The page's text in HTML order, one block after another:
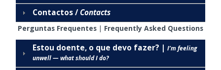
Contactos /Contacts
Perguntas Frequentes | Frequently Asked Questions
Estou doente, o que devo fazer? | I’m feeling
unwell — what should I do?